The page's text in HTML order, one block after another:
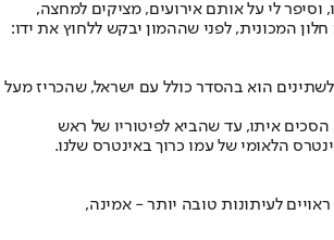
לי על אותם אירועים, מציקים למחצה,
המכונית, לפני שההמון יבקש ללחוץ את ידו:
הוא בהסדר כולל עם ישראל, שהכריז מעל
איתו, עד שהביא לפיטוריו של ראש
הלאומי של עמו כרוך באינטרס שלנו.
לעיתונות טובה יותר - אמינה,